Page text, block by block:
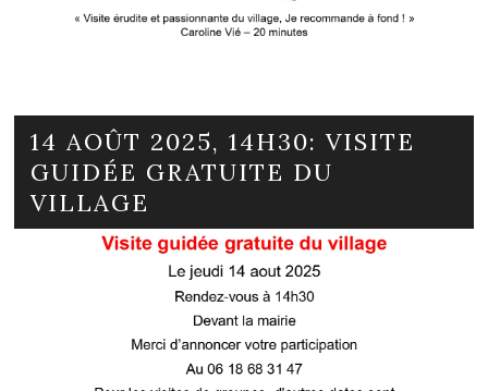
14 AOÛT 2025, 14H30: VISITE
GUIDÉE GRATUITE DU
VILLAGE